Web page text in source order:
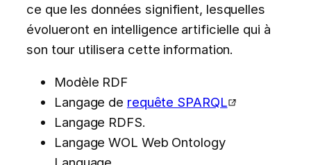
ce que les données signifient, lesquelles
évolueront en intelligence artificielle qui à
son tour utilisera cette information.
Modèle RDF
Langage de requête SPARQL
Langage RDFS.
Langage WOL Web Ontology